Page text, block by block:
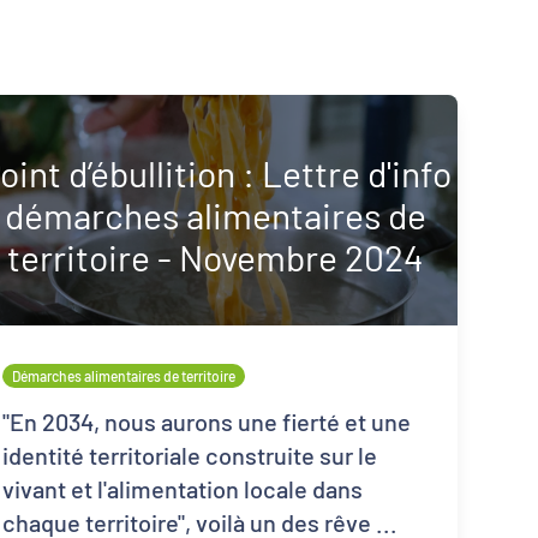
Inclusion numérique
Dynamiques territoriales pour l’emploi
d’ébullition : Lettre d'info
démarches alimentaires de
territoire - Novembre 2024
Démarches alimentaires de territoire
"En 2034, nous aurons une fierté et une
identité territoriale construite sur le
vivant et l'alimentation locale dans